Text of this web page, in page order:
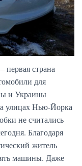
страна
для
и Украины
улицах Нью-Йорка
не считались
Благодаря
житель
машины. Даже